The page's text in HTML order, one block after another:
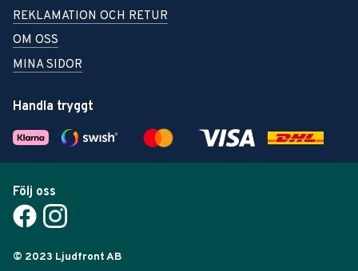
REKLAMATION OCH RETUR
OM OSS
MINA SIDOR
Handla tryggt
Följ oss
© 2023 Ljudfront AB